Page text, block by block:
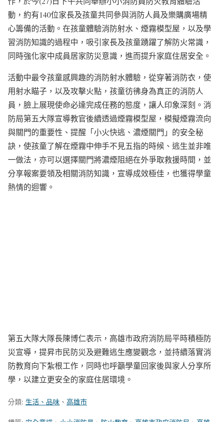
動，約有140位家長及孩童共同參與消防人員及樂購廣場精
心籌備的活動。在孩童體驗消防射水、煙霧模型屋，以及學
習消防知識的過程中，吸引家長及孩童踴躍了解防火常識，
同時強化家中成員居家防災意識，進而提升家庭住居安全。
活動中最令孩童感興趣的消防射水體驗，從穿著消防衣，使
用射水瞄子，以及攻擊火點，孩童彷彿身為真正的消防人
員，臉上展現使命必達完成任務的態度，讓人印象深刻。消
防局第五大隊宣導教官後續透過煙霧模型屋，模擬煙霧流向
與關門的重要性、提醒「小火快逃、濃煙關門」的安全秘
訣，使孩童了解在煙霧中伸手不見五指的時候、逃生並非唯
一做法，亦可以選擇關門將濃煙阻絕在外爭取救援時間，並
分享報案要領及相關消防知識，宣導成效極佳，也獲得學童
熱情的迴響。
第五大隊大隊長陳博仁表示，高雄市政府消防局平時積極防
災宣導，提昇市民防災及避難逃生應變觀念，並持續落實消
防教育向下紮根工作，同時也呼籲學童回家後與家人分享所
學，以建立更安全的家庭住居環境。
分類: 生活、品味 、 高雄市